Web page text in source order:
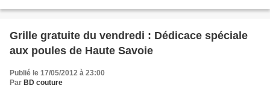
Grille gratuite du vendredi : Dédicace spéciale
aux poules de Haute Savoie
Publié le 17/05/2012 à 23:00
Par BD couture